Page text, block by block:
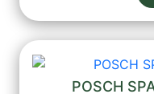
POSCH